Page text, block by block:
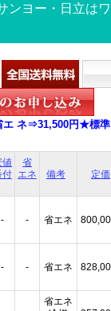
ンヨー・日立は
ネ⇒31,500円★標
値
付
省
エネ
備考 定価
- - 省エネ
- - 省エネ
省エネ